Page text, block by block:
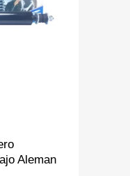
Compare
Aleman